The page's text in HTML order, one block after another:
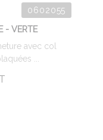
0602055
- VERTE
avec col
...